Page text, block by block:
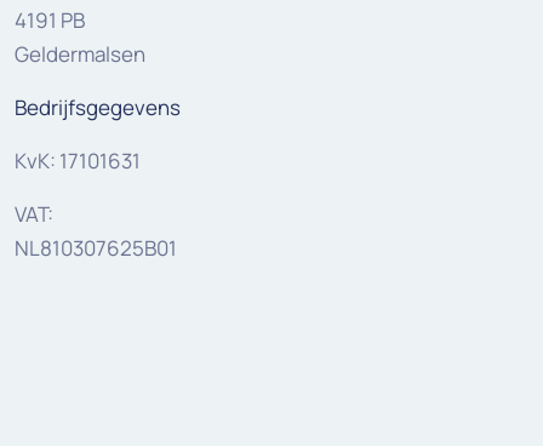
4191 PB
Geldermalsen
Bedrijfsgegevens
KvK: 17101631
VAT:
NL810307625B01